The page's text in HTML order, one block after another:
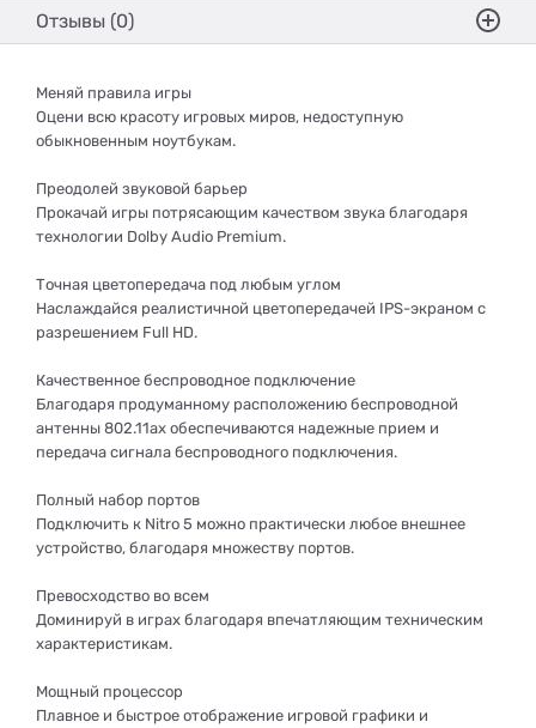
Отзывы (0)
Меняй правила игры
Оцени всю красоту игровых миров, недоступную
обыкновенным ноутбукам.
Преодолей звуковой барьер
Прокачай игры потрясающим качеством звука благодаря
технологии Dolby Audio Premium.
Точная цветопередача под любым углом
Наслаждайся реалистичной цветопередачей IPS-экраном с
разрешением Full HD.
Качественное беспроводное подключение
Благодаря продуманному расположению беспроводной
антенны 802.11ax обеспечиваются надежные прием и
передача сигнала беспроводного подключения.
Полный набор портов
Подключить к Nitro 5 можно практически любое внешнее
устройство, благодаря множеству портов.
Превосходство во всем
Доминируй в играх благодаря впечатляющим техническим
характеристикам.
Мощный процессор
Плавное и быстрое отображение игровой графики и